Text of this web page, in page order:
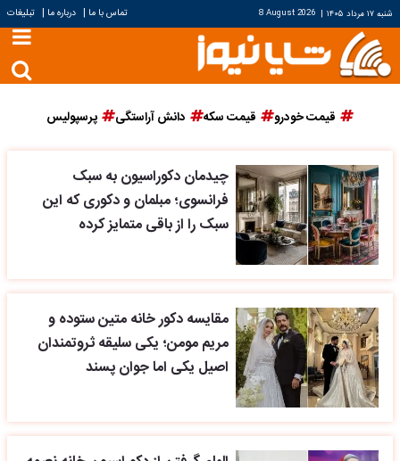
شنبه ۱۷ مرداد ۱۴۰۵ |
8 August 2026 تماس با ما | درباره ما | تبلیغات
قیمت خودرو قیمت سکه دانش آراستگی پرسپولیس
چیدمان دکوراسیون به سبک
فرانسوی؛ مبلمان و دکوری که این
سبک را از باقی متمایز کرده
مقایسه دکور خانه متین ستوده و
مریم مومن؛ یکی سلیقه ثروتمندان
اصیل یکی اما جوان پسند